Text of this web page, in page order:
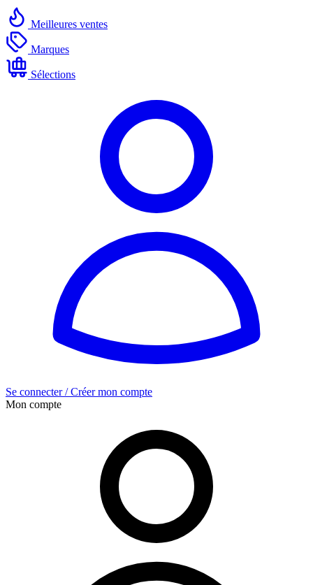
Meilleures ventes
Marques
Sélections
Se connecter / Créer mon compte
Mon compte